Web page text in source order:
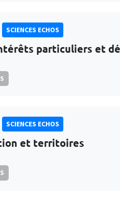
SCIENCES ECHOS
particuliers et
SCIENCES ECHOS
et territoires